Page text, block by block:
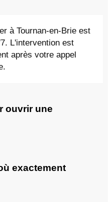
à Tournan-en-Brie est
L'intervention est
après votre appel
ouvrir une
exactement